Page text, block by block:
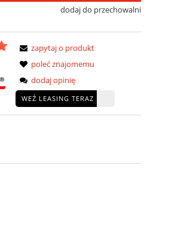
dodaj do przechowalni
zapytaj o produkt
poleć znajomemu
dodaj opinię
WEŹ LEASING TERAZ